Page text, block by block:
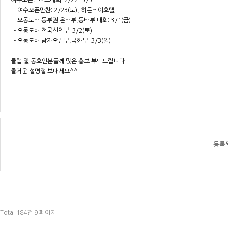
- 여수오픈만찬: 2/23(토), 히든베이호텔
- 오동도배 동부권 은배부,동배부 대회: 3/1(금)
- 오동도배 전국신인부: 3/2(토)
- 오동도배 남자오픈부,국화부: 3/3(일)
클럽 및 동호인분들께 많은 홍보 부탁드립니다.
즐거운 설명절 보내세요^^
등록
Total 184건 9 페이지